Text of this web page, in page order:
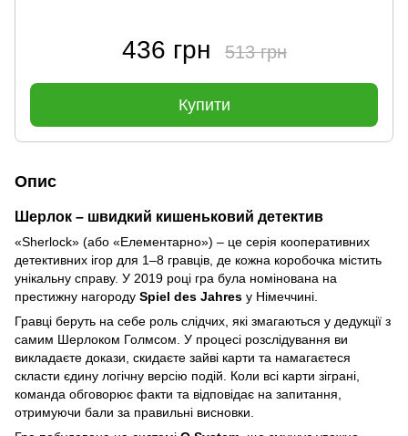
436 грн 513 грн
Купити
Опис
Шерлок – швидкий кишеньковий детектив
«Sherlock» (або «Елементарно») – це серія кооперативних
детективних ігор для 1–8 гравців, де кожна коробочка містить
унікальну справу. У 2019 році гра була номінована на
престижну нагороду Spiel des Jahres у Німеччині.
Гравці беруть на себе роль слідчих, які змагаються у дедукції з
самим Шерлоком Голмсом. У процесі розслідування ви
викладаєте докази, скидаєте зайві карти та намагаєтеся
скласти єдину логічну версію подій. Коли всі карти зіграні,
команда обговорює факти та відповідає на запитання,
отримуючи бали за правильні висновки.